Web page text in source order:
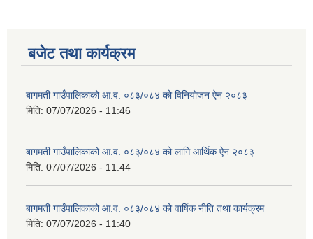
बजेट तथा कार्यक्रम
बागमती गाउँपालिकाको आ.व. ०८३/०८४ को विनियोजन ऐन २०८३
मिति: 07/07/2026 - 11:46
बागमती गाउँपालिकाको आ.व. ०८३/०८४ को लागि आर्थिक ऐन २०८३
मिति: 07/07/2026 - 11:44
बागमती गाउँपालिकाको आ.व. ०८३/०८४ को वार्षिक नीति तथा कार्यक्रम
मिति: 07/07/2026 - 11:40